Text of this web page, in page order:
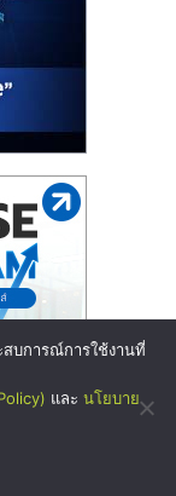
สบการณ์การใช้งานที่
และ นโยบาย